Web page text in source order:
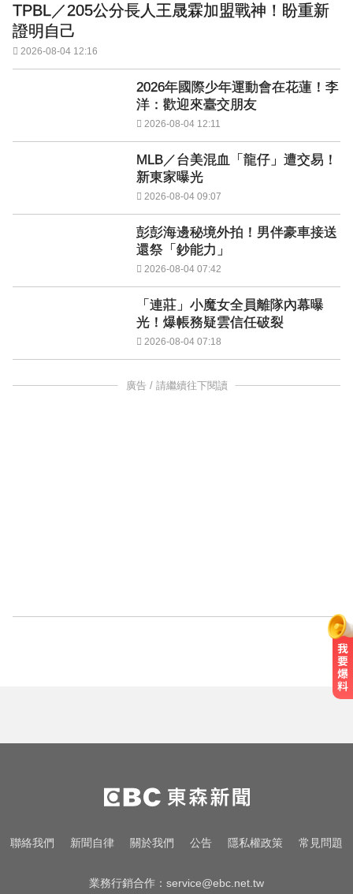
TPBL／205公分長人王晟霖加盟戰神！盼重新
證明自己
2026-08-04 12:16
2026年國際少年運動會在花蓮！李
洋：歡迎來臺交朋友
2026-08-04 12:11
MLB／台美混血「龍仔」遭交易！
新東家曝光
2026-08-04 09:07
彭彭海邊秘境外拍！男伴豪車接送
還祭「鈔能力」
2026-08-04 07:42
「連莊」小魔女全員離隊內幕曝
光！爆帳務疑雲信任破裂
2026-08-04 07:18
廣告 / 請繼續往下閱讀
聯絡我們 新聞自律 關於我們 公告 隱私權政策 常見問題
業務行銷合作： service@ebc.net.tw